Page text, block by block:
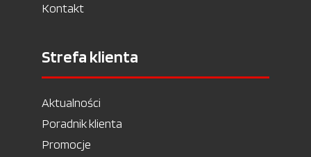
Kontakt
Strefa klienta
Aktualności
Poradnik klienta
Promocje